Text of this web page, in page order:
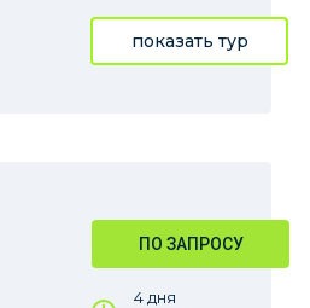
показать тур
ПО ЗАПРОСУ
4 дня